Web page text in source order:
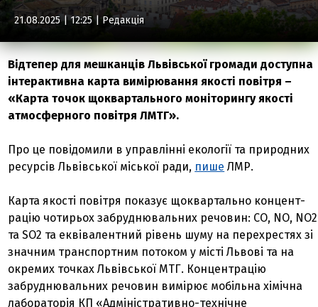
21.08.2025 | 12:25 |Редакція
Відтепер для мешканців Львівської громади доступна
інтерактивна карта вимірювання якості повітря –
«Карта точок щоквартального моніторингу якості
атмосферного повітря ЛМТГ».
Про це повідомили в управлінні екології та природних
ресурсів Львівської міської ради, пише ЛМР.
Карта якості повітря показує щоквартально концент­
рацію чотирьох забруднювальних речовин: CO, NO, NO2
та SO2 та еквівалентний рівень шуму на перехрестях зі
значним транспортним потоком у місті Львові та на
окремих точках Львівської МТГ. Концентрацію
забруднювальних речовин вимірює мобільна хімічна
лабораторія КП «Адміністративно-технічне